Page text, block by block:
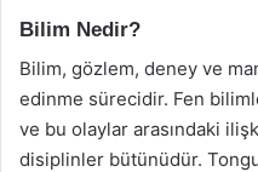
Bilim Nedir?
Bilim, gözlem, deney ve
edinme sürecidir. Fen
ve bu olaylar arasındaki
disiplinler bütünüdür.